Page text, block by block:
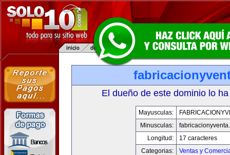
El dueño de este dominio lo
Mayusculas:
Minusculas:
Longitud:
17 caracteres
Categorias:
Ventas y